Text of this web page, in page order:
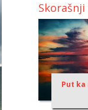
Skorašnji
Put